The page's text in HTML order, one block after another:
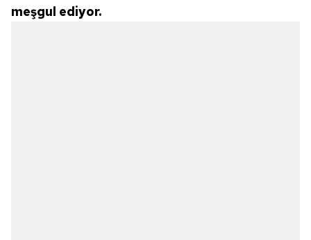
meşgul ediyor.